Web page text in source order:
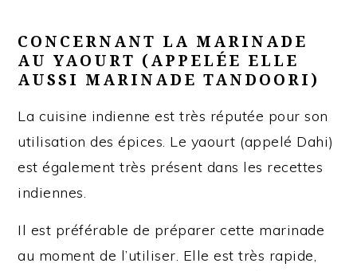
CONCERNANT LA MARINADE
AU YAOURT (APPELÉE ELLE
AUSSI MARINADE TANDOORI)
La cuisine indienne est très réputée pour son
utilisation des épices. Le yaourt (appelé Dahi)
est également très présent dans les recettes
indiennes.
Il est préférable de préparer cette marinade
au moment de l’utiliser. Elle est très rapide,